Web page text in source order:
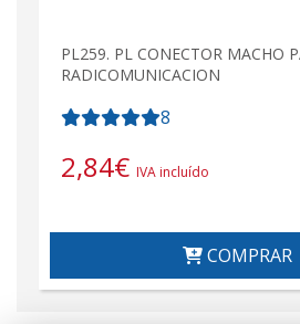
PL259. PL CONECTOR MACHO
RADICOMUNICACION
8
2,84€ IVA incluído
COMPRAR